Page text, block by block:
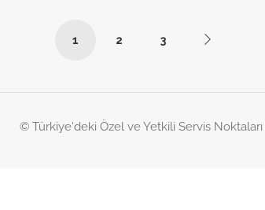
1 2 3
© Türkiye'deki Özel ve Yetkili Servis Noktaları